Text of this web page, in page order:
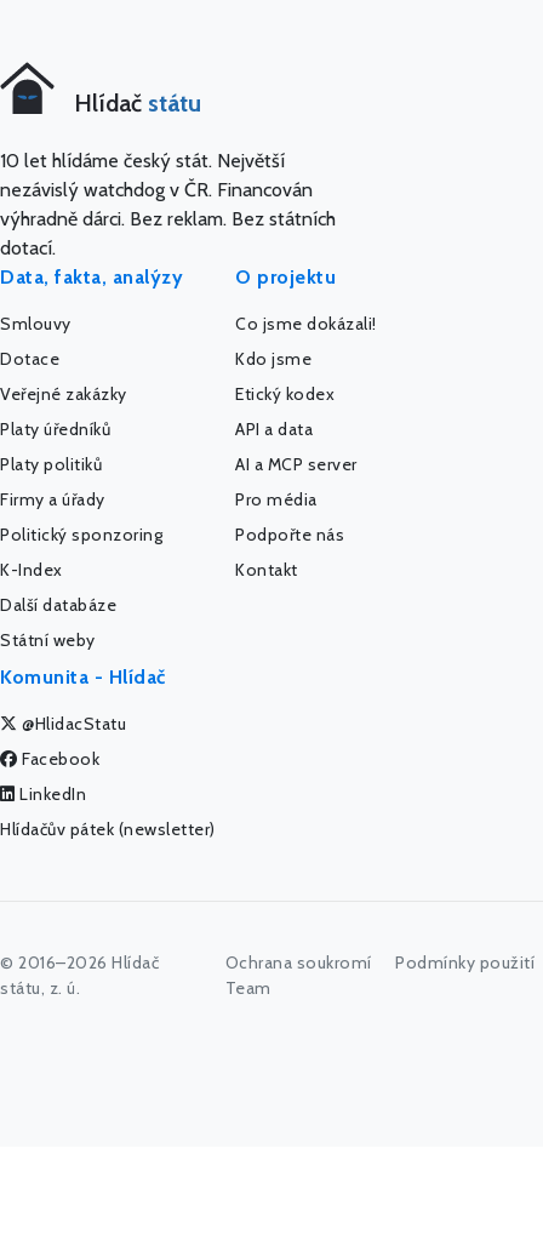
Hlídač státu
10 let hlídáme český stát. Největší
nezávislý watchdog v ČR. Financován
výhradně dárci. Bez reklam. Bez státních
dotací.
Data, fakta, analýzy
Smlouvy
Dotace
Veřejné zakázky
Platy úředníků
Platy politiků
Firmy a úřady
Politický sponzoring
K-Index
Další databáze
Státní weby
O projektu
Co jsme dokázali!
Kdo jsme
Etický kodex
API a data
AI a MCP server
Pro média
Podpořte nás
Kontakt
Komunita - Hlídač
@HlidacStatu
Facebook
LinkedIn
Hlídačův pátek (newsletter)
© 2016–2026 Hlídač
státu, z. ú.
Ochrana soukromí
Podmínky použití
Team